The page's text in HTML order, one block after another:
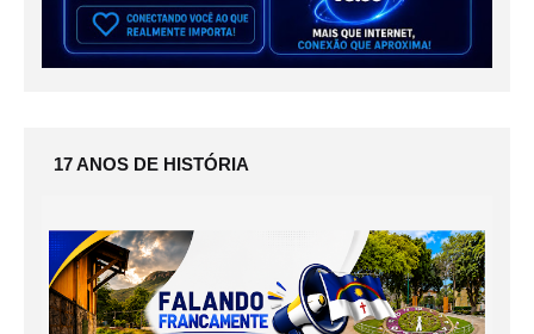
17 ANOS DE HISTÓRIA